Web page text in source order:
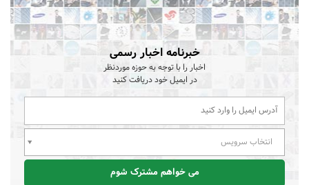
خبرنامه اخبار رسمی
اخبار را با توجه به حوزه موردنظر
در ایمیل خود دریافت کنید
انتخاب سرویس
می خواهم مشترک شوم